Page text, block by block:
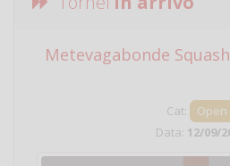
Metevagabonde
Cat:
Open
Data: 12/09/